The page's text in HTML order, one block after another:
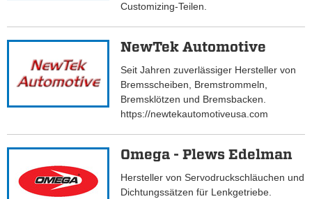
Customizing-Teilen.
NewTek Automotive
Seit Jahren zuverlässiger Hersteller von
Bremsscheiben, Bremstrommeln,
Bremsklötzen und Bremsbacken.
https://newtekautomotiveusa.com
Omega - Plews Edelman
Hersteller von Servodruckschläuchen und
Dichtungssätzen für Lenkgetriebe.